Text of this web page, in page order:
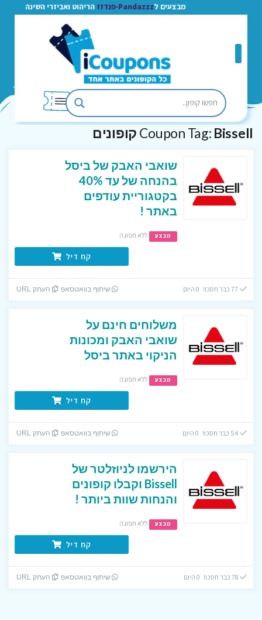
מבצעים ל Pandazzz-פנדזז הריהוט ואביזרי השינה
Coupon Tag: Bissell קופונים
שואבי האבק של ביסל
בהנחה של עד 40%
בקטגוריית עודפים
באתר !
מבצע ללא תפוגה
קח דיל
שיתוף בוואטסאפ העתק URL
משלוחים חינם על
שואבי האבק ומכונות
הניקוי באתר ביסל
מבצע ללא תפוגה
קח דיל
54 כבר חסכו! 0 היום שיתוף בוואטסאפ העתק URL
הירשמו לניוזלטר של
Bissell וקבלו קופונים
והנחות שוות ביותר !
מבצע ללא תפוגה
קח דיל
78 כבר חסכו! 0 היום שיתוף בוואטסאפ העתק URL